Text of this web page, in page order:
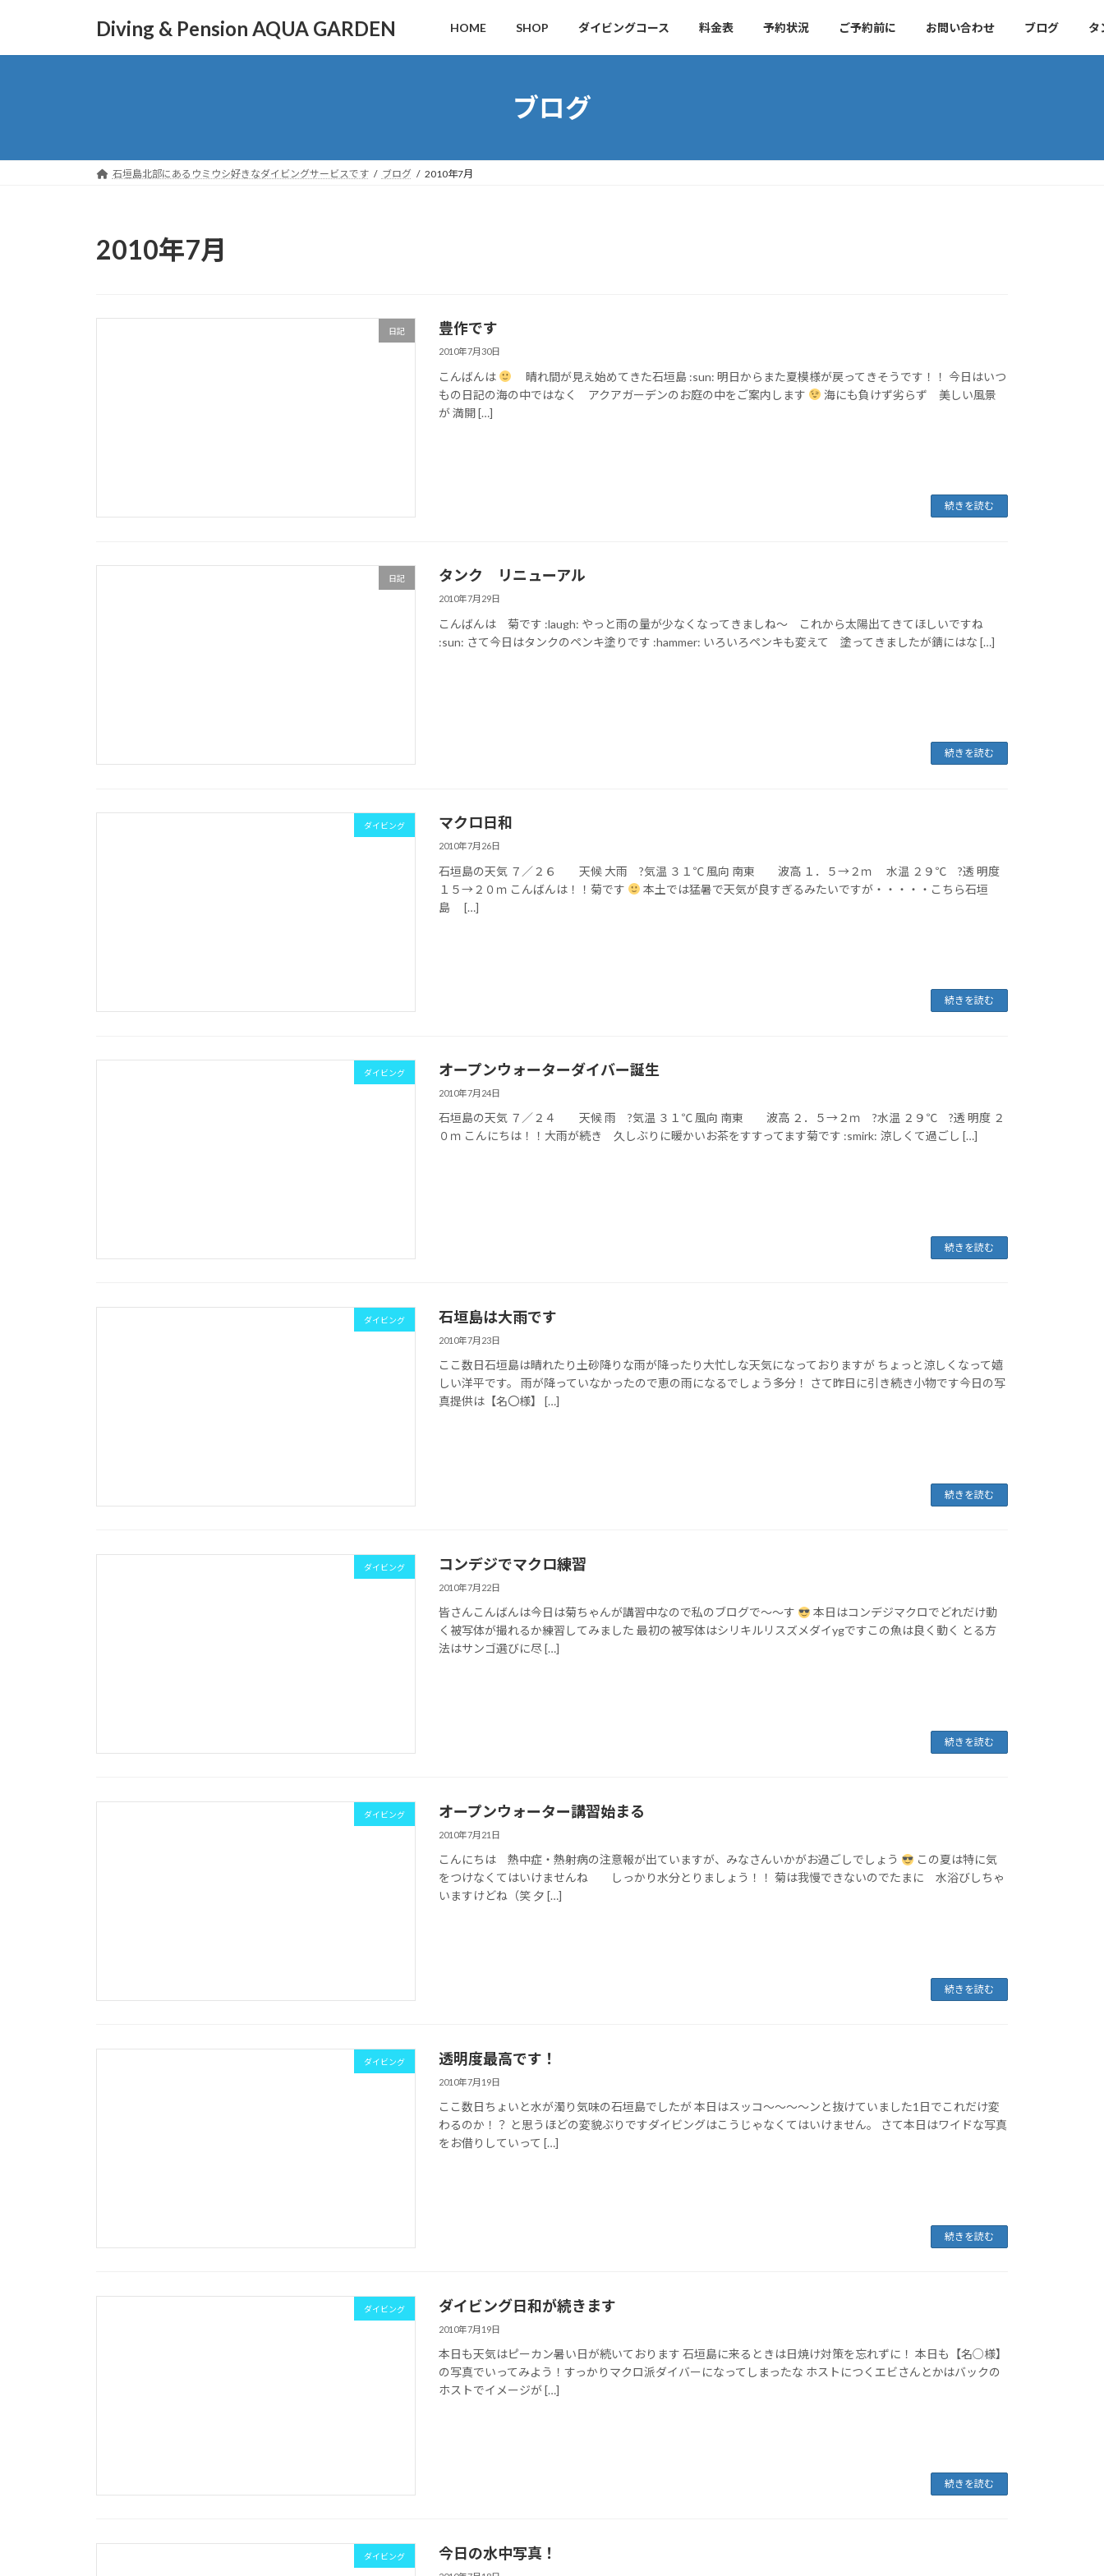
Diving & Pension AQUA GARDEN HOME SHOP ダイビングコース 料金表 予約状況 ご予約前に お問い合わせ ブログ タ
ブログ
石垣島北部にあるウミウシ好きなダイビングサービスです ブログ 2010年7月
2010年7月
日記 豊作です
2010年7月30日
こんばんは
晴れ間が見え始めてきた石垣島 :sun: 明日からまた夏模様が戻ってきそうです！！ 今日はいつ
もの日記の海の中ではなく アクアガーデンのお庭の中をご案内します
海にも負けず劣らず 美しい風景
が 満開 […]
続きを読む
日記 タンク リニューアル
2010年7月29日
こんばんは 菊です :laugh: やっと雨の量が少なくなってきましね～ これから太陽出てきてほしいですね
:sun: さて今日はタンクのペンキ塗りです :hammer: いろいろペンキも変えて 塗ってきましたが錆にはな […]
続きを読む
ダイビング マクロ日和
2010年7月26日
石垣島の天気 ７／２６ 天候 大雨 ?気温 ３１℃ 風向 南東 波高 １．５→２ｍ 水温 ２９℃ ?透 明度
１５→２０ｍ こんばんは！！菊です
本土では猛暑で天気が良すぎるみたいですが・・・・・こちら石垣
島 […]
続きを読む
ダイビング オープンウォーターダイバー誕生
2010年7月24日
石垣島の天気 ７／２４ 天候 雨 ?気温 ３１℃ 風向 南東 波高 ２．５→２ｍ ?水温 ２９℃ ?透 明度 ２
０ｍ こんにちは！！大雨が続き 久しぶりに暖かいお茶をすすってます菊です :smirk: 涼しくて過ごし […]
続きを読む
ダイビング 石垣島は大雨です
2010年7月23日
ここ数日石垣島は晴れたり土砂降りな雨が降ったり大忙しな天気になっておりますが ちょっと涼しくなって嬉
しい洋平です。 雨が降っていなかったので恵の雨になるでしょう多分！ さて昨日に引き続き小物です今日の写
真提供は【名〇様】 […]
続きを読む
ダイビング コンデジでマクロ練習
2010年7月22日
皆さんこんばんは今日は菊ちゃんが講習中なので私のブログで～～す
本日はコンデジマクロでどれだけ動
く被写体が撮れるか練習してみました 最初の被写体はシリキルリスズメダイygですこの魚は良く動く とる方
法はサンゴ選びに尽 […]
続きを読む
ダイビング オープンウォーター講習始まる
2010年7月21日
こんにちは 熱中症・熱射病の注意報が出ていますが、みなさんいかがお過ごしでしょう
この夏は特に気
をつけなくてはいけませんね しっかり水分とりましょう！！ 菊は我慢できないのでたまに 水浴びしちゃ
いますけどね（笑 夕 […]
続きを読む
ダイビング 透明度最高です！
2010年7月19日
ここ数日ちょいと水が濁り気味の石垣島でしたが 本日はスッコ～～～～ンと抜けていました1日でこれだけ変
わるのか！？ と思うほどの変貌ぶりですダイビングはこうじゃなくてはいけません。 さて本日はワイドな写真
をお借りしていって […]
続きを読む
ダイビング ダイビング日和が続きます
2010年7月19日
本日も天気はピーカン暑い日が続いております 石垣島に来るときは日焼け対策を忘れずに！ 本日も【名○様】
の写真でいってみよう！すっかりマクロ派ダイバーになってしまったな ホストにつくエビさんとかはバックの
ホストでイメージが […]
続きを読む
ダイビング 今日の水中写真！